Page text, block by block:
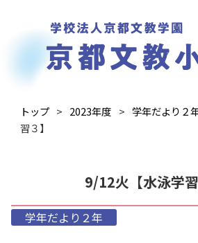
トップ 2023年度 学年だより２
習３】
9/12火【水泳学習
学年だより２年